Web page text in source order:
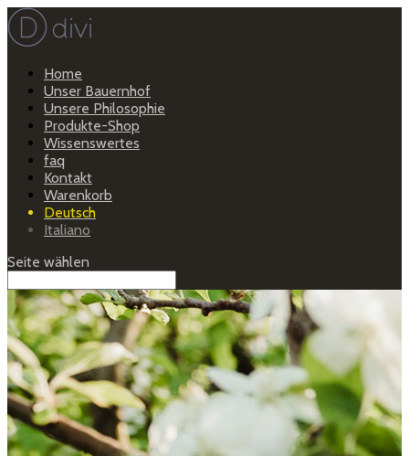
Home
Unser Bauernhof
Unsere Philosophie
Produkte-Shop
Wissenswertes
faq
Kontakt
Warenkorb
Deutsch
Italiano
Seite wählen